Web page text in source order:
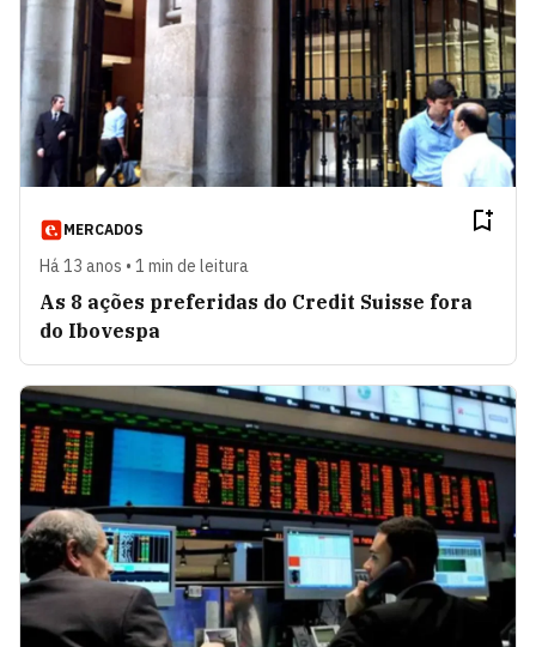
MERCADOS
Há 13 anos • 1 min de leitura
As 8 ações preferidas do Credit Suisse fora
do Ibovespa